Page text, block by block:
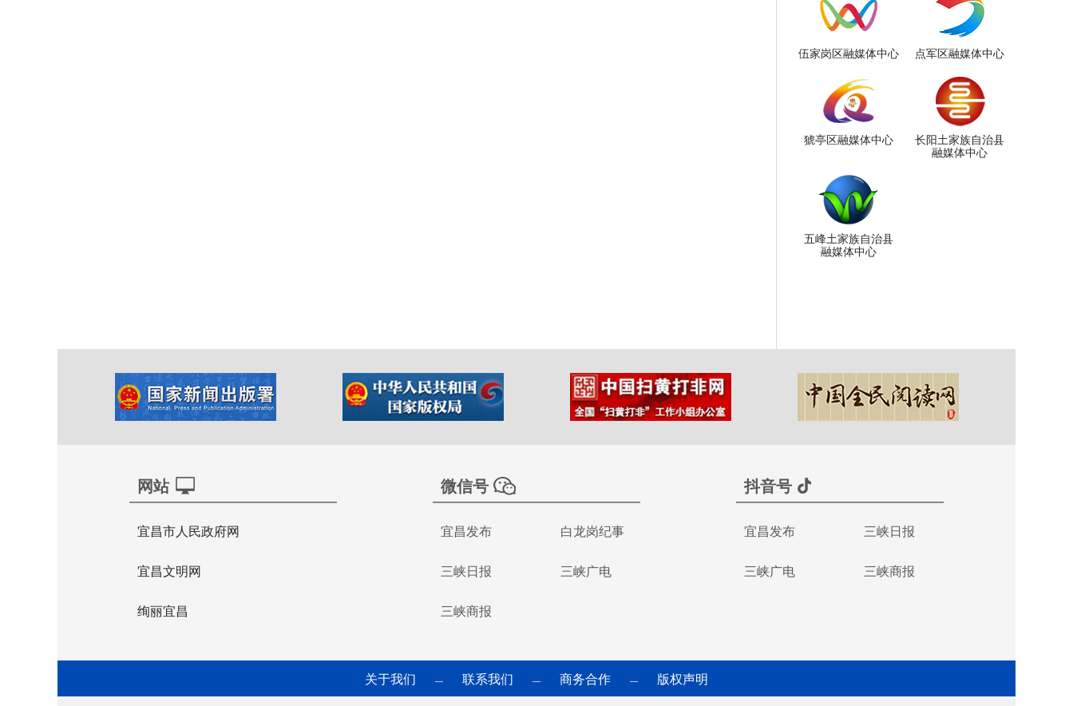
伍家岗区融媒体中心 点军区融媒体中心
猇亭区融媒体中心
长阳土家族自治县
融媒体中心
五峰土家族自治县
融媒体中心
网站
宜昌市人民政府网
宜昌文明网
绚丽宜昌
微信号
宜昌发布 白龙岗纪事
三峡日报 三峡广电
三峡商报
抖音号
宜昌发布 三峡日报
三峡广电 三峡商报
关于我们 — 联系我们 — 商务合作 — 版权声明